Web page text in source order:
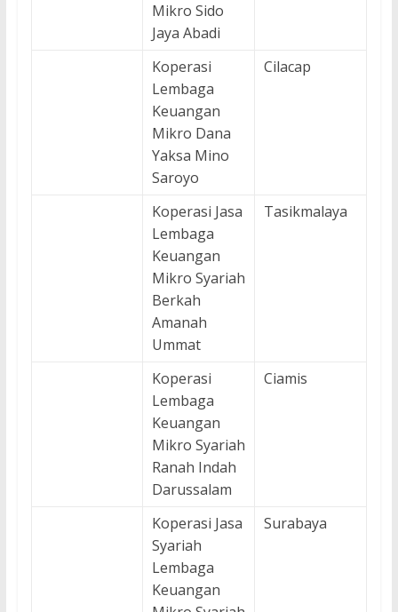
Mikro Sido
Jaya Abadi
Koperasi
Lembaga
Keuangan
Mikro Dana
Yaksa Mino
Saroyo
Cilacap
Koperasi Jasa
Lembaga
Keuangan
Mikro Syariah
Berkah
Amanah
Ummat
Tasikmalaya
Koperasi
Lembaga
Keuangan
Mikro Syariah
Ranah Indah
Darussalam
Ciamis
Koperasi Jasa
Syariah
Lembaga
Keuangan
Surabaya